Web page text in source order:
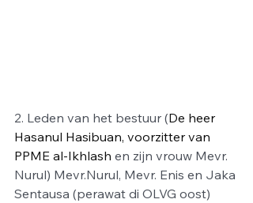
2. Leden van het bestuur (De heer
Hasanul Hasibuan, voorzitter van
PPME al-Ikhlash en zijn vrouw Mevr.
Nurul) Mevr.Nurul, Mevr. Enis en Jaka
Sentausa (perawat di OLVG oost)